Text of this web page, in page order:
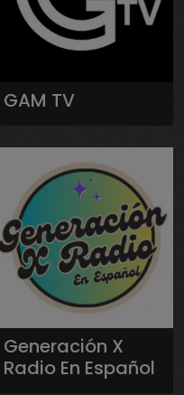
GAM TV
Generación X
Radio En Español